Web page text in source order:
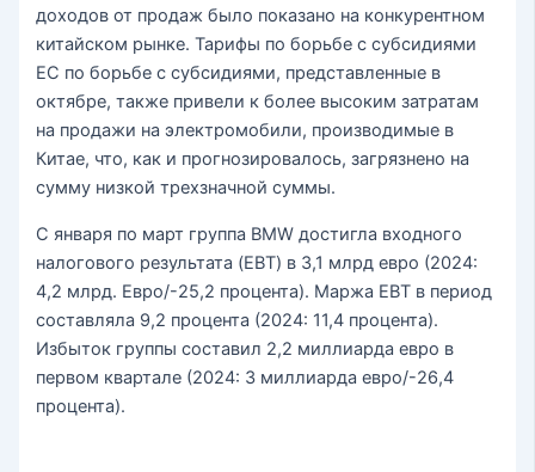
доходов от продаж было показано на конкурентном
китайском рынке. Тарифы по борьбе с субсидиями
ЕС по борьбе с субсидиями, представленные в
октябре, также привели к более высоким затратам
на продажи на электромобили, производимые в
Китае, что, как и прогнозировалось, загрязнено на
сумму низкой трехзначной суммы.
С января по март группа BMW достигла входного
налогового результата (EBT) в 3,1 млрд евро (2024:
4,2 млрд. Евро/-25,2 процента). Маржа EBT в период
составляла 9,2 процента (2024: 11,4 процента).
Избыток группы составил 2,2 миллиарда евро в
первом квартале (2024: 3 миллиарда евро/-26,4
процента).